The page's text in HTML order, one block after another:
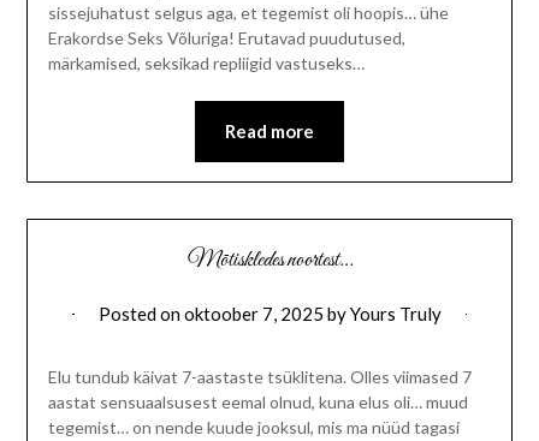
sissejuhatust selgus aga, et tegemist oli hoopis… ühe
Erakordse Seks Võluriga! Erutavad puudutused,
märkamised, seksikad repliigid vastuseks…
Read more
Mõtiskledes noortest…
Posted onoktoober 7, 2025 byYours Truly
Elu tundub käivat 7-aastaste tsüklitena. Olles viimased 7
aastat sensuaalsusest eemal olnud, kuna elus oli… muud
tegemist… on nende kuude jooksul, mis ma nüüd tagasi